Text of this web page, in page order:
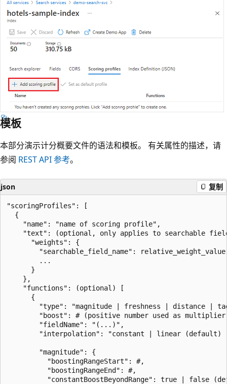
模板
本部分演示计分概要文件的语法和模板。 有关属性的描述，请
参阅 REST API 参考。
json 复制
"scoringProfiles": [
  {
    "name": "name of scoring profile",
"text": (optional, only applies to searchable
      "weights": {
"searchable_field_name":
        ...
      }
    },
    "functions": (optional) [
      {
"type": "magnitude | freshness | distance |
"boost": # (positive number used as
        "fieldName": "(...)",
"interpolation": "constant | linear
        "magnitude": {
          "boostingRangeStart": #,
          "boostingRangeEnd": #,
"constantBoostBeyondRange": true | false